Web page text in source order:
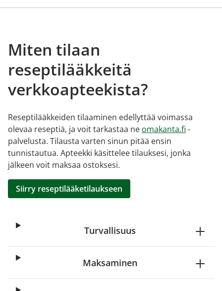
Miten tilaan
reseptilääkkeitä
verkkoapteekista?
Reseptilääkkeiden tilaaminen edellyttää voimassa
olevaa reseptiä, ja voit tarkastaa ne omakanta.fi -
palvelusta. Tilausta varten sinun pitää ensin
tunnistautua. Apteekki käsittelee tilauksesi, jonka
jälkeen voit maksaa ostoksesi.
Siirry reseptilääketilaukseen
Turvallisuus
Maksaminen